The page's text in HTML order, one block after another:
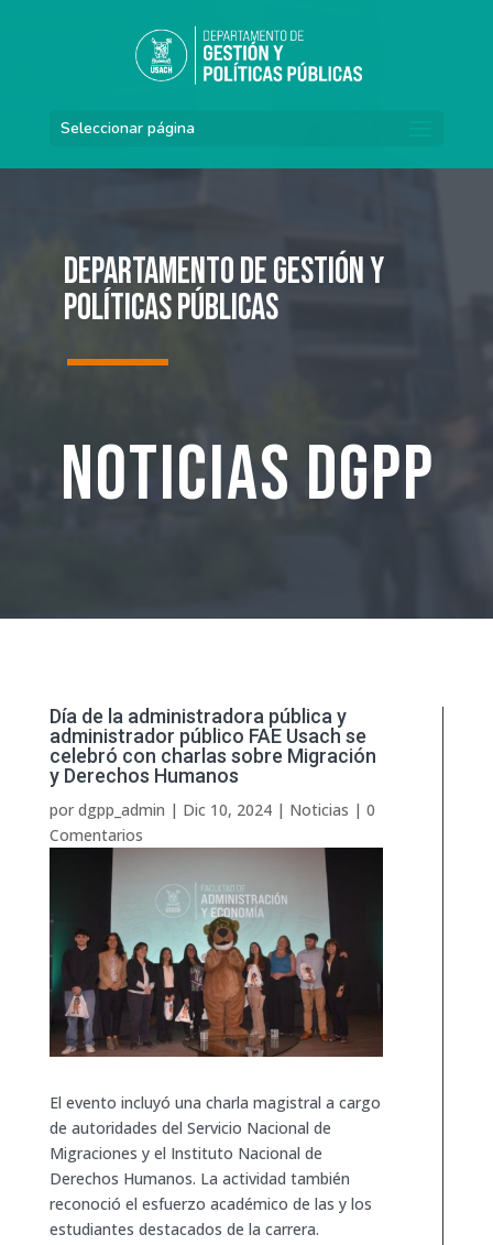
Seleccionar página
Departamento de Gestión y
Políticas Públicas
Noticias DGPP
Día de la administradora pública y
administrador público FAE Usach se
celebró con charlas sobre Migración
y Derechos Humanos
por dgpp_admin | Dic 10, 2024| Noticias | 0
Comentarios
El evento incluyó una charla magistral a cargo
de autoridades del Servicio Nacional de
Migraciones y el Instituto Nacional de
Derechos Humanos. La actividad también
reconoció el esfuerzo académico de las y los
estudiantes destacados de la carrera.